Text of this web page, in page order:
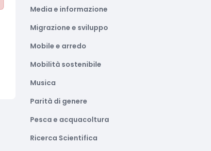
Media e informazione
Migrazione e sviluppo
Mobile e arredo
Mobilità sostenibile
Musica
Parità di genere
Pesca e acquacoltura
Ricerca Scientifica